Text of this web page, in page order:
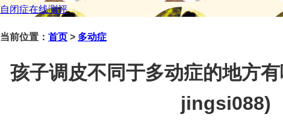
自闭症在线测评
当前位置： 首页 > 多动症
孩子调皮不同于多动症的地方有
jingsi088)